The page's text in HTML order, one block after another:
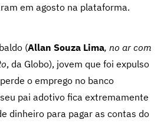
em agosto na plataforma.
(Allan Souza Lima, no ar com
, da Globo), jovem que foi expulso
o emprego no banco
pai adotivo fica extremamente
dinheiro para pagar as contas do